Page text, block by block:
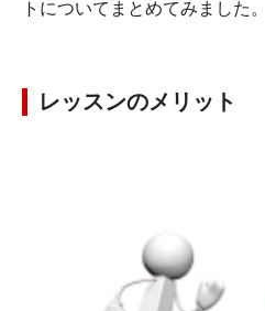
トについてまとめてみました。
レッスンのメリット